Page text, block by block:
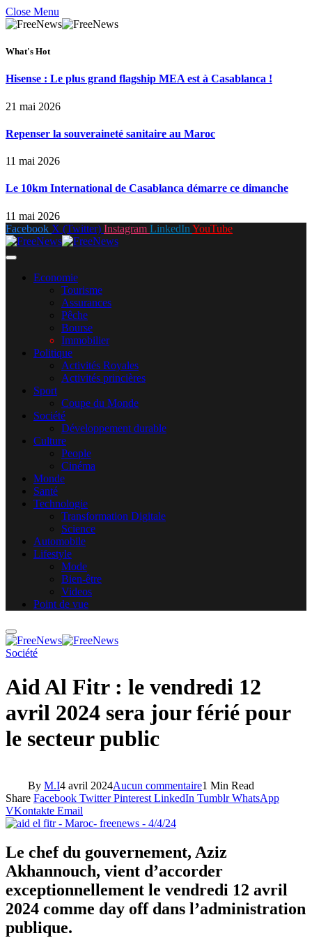
Close Menu
What's Hot
Hisense : Le plus grand flagship MEA est à Casablanca !
21 mai 2026
Repenser la souveraineté sanitaire au Maroc
11 mai 2026
Le 10km International de Casablanca démarre ce dimanche
11 mai 2026
Facebook X (Twitter) Instagram LinkedIn YouTube
Economie
Tourisme
Assurances
Pêche
Bourse
Immobilier
Politique
Activités Royales
Activités princières
Sport
Coupe du Monde
Société
Développement durable
Culture
People
Cinéma
Monde
Santé
Technologie
Transformation Digitale
Science
Automobile
Lifestyle
Mode
Bien-être
Videos
Point de vue
Société
Aid Al Fitr : le vendredi 12
avril 2024 sera jour férié pour
le secteur public
By M.I4 avril 2024Aucun commentaire1 Min Read
Share Facebook Twitter Pinterest LinkedIn Tumblr WhatsApp
VKontakte Email
Le chef du gouvernement, Aziz
Akhannouch, vient d’accorder
exceptionnellement le vendredi 12 avril
2024 comme day off dans l’administration
publique.